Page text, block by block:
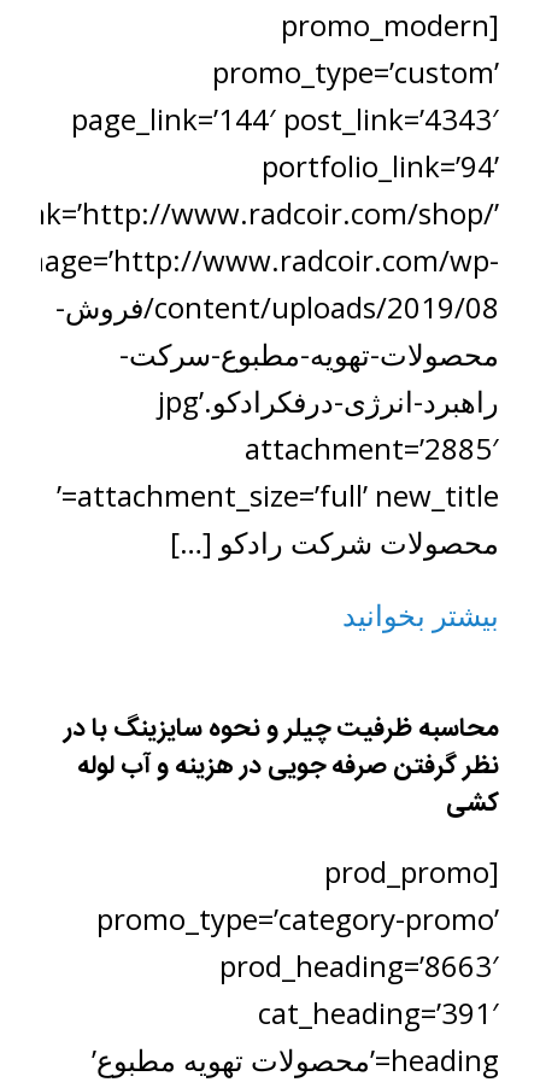
[promo_modern
promo_type=’custom’
page_link=’144′ post_link=’4343′
portfolio_link=’94’
www.radcoir.com/shop/’
www.radcoir.com/wp-
content/uploads/2019/08/فروش-
محصولات-تهویه-مطبوع-سرکت-
راهبرد-انرژی-درفکرادکو.jpg’
attachment=’2885′
attachment_size=’full’ new_title=’
محصولات شرکت رادکو […]
بیشتر بخوانید
محاسبه ظرفیت چیلر و نحوه سایزینگ با در
نظر گرفتن صرفه جویی در هزینه و آب لوله
کشی
[prod_promo
promo_type=’category-promo’
prod_heading=’8663′
cat_heading=’391′
heading=’محصولات تهویه مطبوع’